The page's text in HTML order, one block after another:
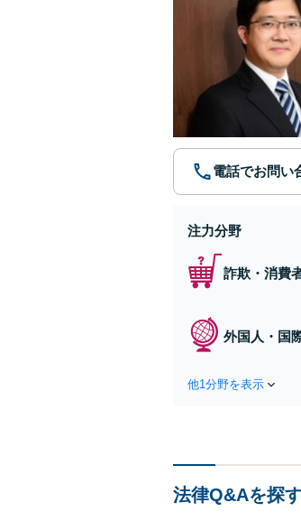
電話でお問い
注力分野
詐欺・消費
外国人・国
他1分野を表示
法律Q&Aを探